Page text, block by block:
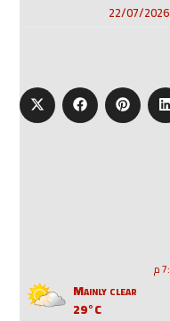
22/07/2026
Mainly clear
29°C